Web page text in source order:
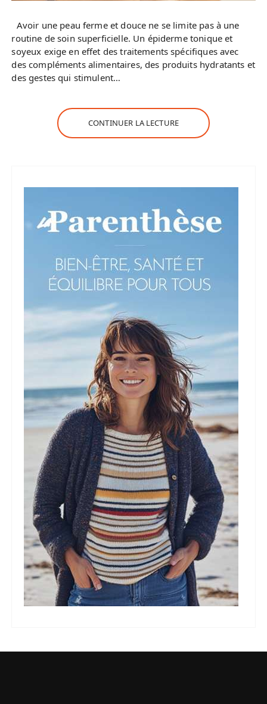
Avoir une peau ferme et douce ne se limite pas à une
routine de soin superficielle. Un épiderme tonique et
soyeux exige en effet des traitements spécifiques avec
des compléments alimentaires, des produits hydratants et
des gestes qui stimulent…
CONTINUER LA LECTURE